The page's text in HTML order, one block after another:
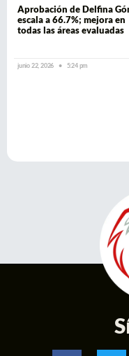
Aprobación de Delfina
escala a 66.7%; mejora en
todas las áreas evaluadas
junio 22, 2026 5:24 pm